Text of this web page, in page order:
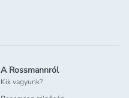
A Rossmannról
Kik vagyunk?